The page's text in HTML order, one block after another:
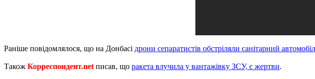
Раніше повідомлялося, що на Донбасі дрони сепаратистів обстріляли санітарний
Також Корреспондент.net писав, що ракета влучила у вантажівку ЗСУ, є жертви.